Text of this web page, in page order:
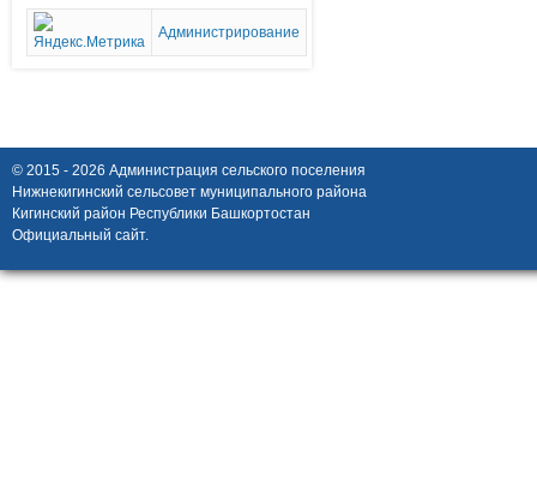
Администрирование
© 2015 - 2026 Администрация сельского поселения
Нижнекигинский сельсовет муниципального района
Кигинский район Республики Башкортостан
Официальный сайт.